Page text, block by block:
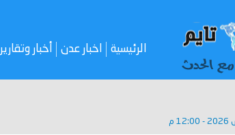
الرئيسية اخبار عدن أخبار وتقارير